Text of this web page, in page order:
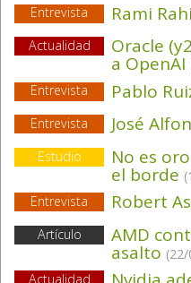
Entrevista Rami
Actualidad
Oracle
a OpenAI
Entrevista
Pablo
Entrevista
José
Estudio
No es
el borde
Entrevista
Robert
Artículo
AMD
asalto
Actualidad